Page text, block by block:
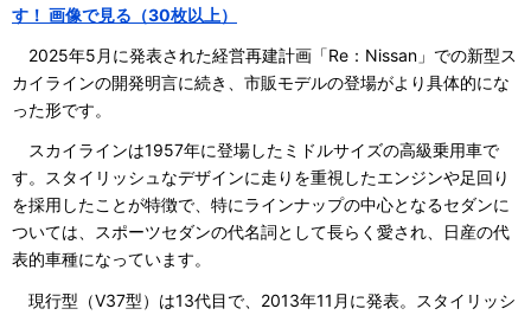
す！ 画像で見る（30枚以上）
2025年5月に発表された経営再建計画「Re：Nissan」での新型ス
カイラインの開発明言に続き、市販モデルの登場がより具体的にな
った形です。
スカイラインは1957年に登場したミドルサイズの高級乗用車で
す。スタイリッシュなデザインに走りを重視したエンジンや足回り
を採用したことが特徴で、特にラインナップの中心となるセダンに
ついては、スポーツセダンの代名詞として長らく愛され、日産の代
表的車種になっています。
現行型（V37型）は13代目で、2013年11月に発表。スタイリッシ